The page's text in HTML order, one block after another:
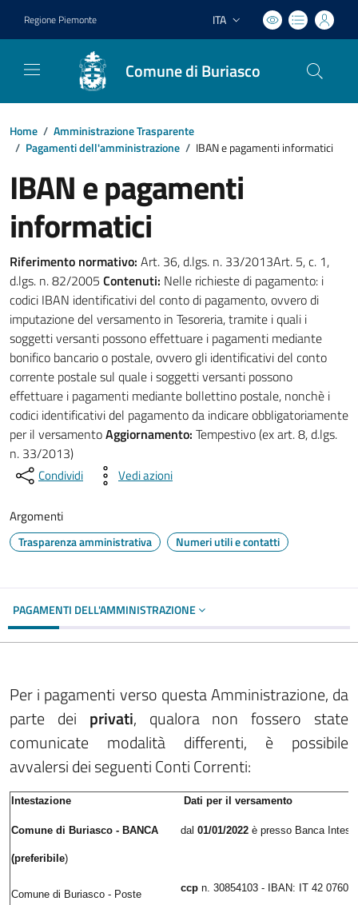
Regione Piemonte Lingua attiva:
ITA
Comune di Buriasco
Home / Amministrazione Trasparente
/ Pagamenti dell'amministrazione / IBAN e pagamenti informatici
IBAN e pagamenti
informatici
Riferimento normativo: Art. 36, d.lgs. n. 33/2013Art. 5, c. 1,
d.lgs. n. 82/2005 Contenuti: Nelle richieste di pagamento: i
codici IBAN identificativi del conto di pagamento, ovvero di
imputazione del versamento in Tesoreria, tramite i quali i
soggetti versanti possono effettuare i pagamenti mediante
bonifico bancario o postale, ovvero gli identificativi del conto
corrente postale sul quale i soggetti versanti possono
effettuare i pagamenti mediante bollettino postale, nonchè i
codici identificativi del pagamento da indicare obbligatoriamente
per il versamentoAggiornamento: Tempestivo (ex art. 8, d.lgs.
n. 33/2013)
Condividi Vedi azioni
Argomenti
Trasparenza amministrativa Numeri utili e contatti
PAGAMENTI DELL'AMMINISTRAZIONE
Per i pagamenti verso questa Amministrazione, da
parte dei privati, qualora non fossero state
comunicate modalità differenti, è possibile
avvalersi dei seguenti Conti Correnti:
Intestazione Dati per il versamento
Comune di Buriasco - BANCA
(preferibile)
dal 01/01/2022 è presso Banca
Comune di Buriasco - Poste
ccp n. 30854103 - IBAN: IT 42 07601